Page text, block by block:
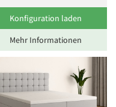
Konfiguration laden
Mehr Informationen